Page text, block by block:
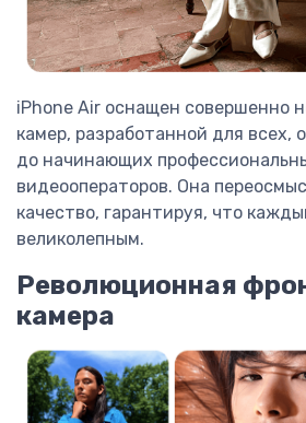
iPhone Air оснащен совершенно
камер, разработанной для всех,
до начинающих
видеооператоров. Она
качество, гарантируя, что
великолепным.
Революционная
камера